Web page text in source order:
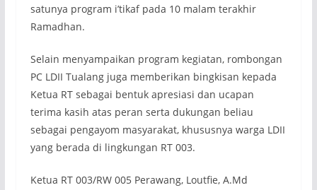
satunya program i’tikaf pada 10 malam terakhir
Ramadhan.
Selain menyampaikan program kegiatan, rombongan
PC LDII Tualang juga memberikan bingkisan kepada
Ketua RT sebagai bentuk apresiasi dan ucapan
terima kasih atas peran serta dukungan beliau
sebagai pengayom masyarakat, khususnya warga LDII
yang berada di lingkungan RT 003.
Ketua RT 003/RW 005 Perawang, Loutfie, A.Md